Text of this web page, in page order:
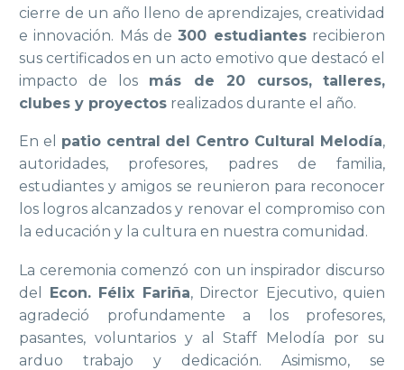
cierre de un año lleno de aprendizajes, creatividad
e innovación. Más de300 estudiantesrecibieron
sus certificados en un acto emotivo que destacó el
impacto de los más de 20 cursos,
talleres,
clubes y proyectos realizados durante el año.
En el patio central del Centro Cultural Melodía,
autoridades, profesores, padres de familia,
estudiantes y amigos se reunieron para reconocer
los logros alcanzados y renovar el compromiso con
la educación y la cultura en nuestra comunidad.
La ceremonia comenzó con un inspirador discurso
del Econ. Félix Fariña, Director Ejecutivo, quien
agradeció profundamente a los profesores,
pasantes, voluntarios y al Staff Melodía por su
arduo trabajo y dedicación. Asimismo, se